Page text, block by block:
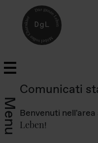
Menu
Comunicati
Benvenuti
Leben!